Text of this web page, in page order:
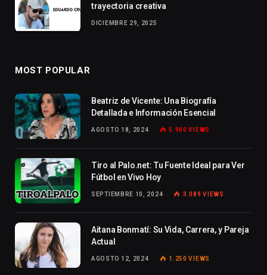
trayectoria creativa
DICIEMBRE 29, 2025
MOST POPULAR
Beatriz de Vicente: Una Biografía
Detallada e Información Esencial
AGOSTO 18, 2024 5.900VIEWS
Tiro al Palo.net: Tu Fuente Ideal para Ver
Fútbol en Vivo Hoy
SEPTIEMBRE 10, 2024 3.089VIEWS
Aitana Bonmatí: Su Vida, Carrera, y Pareja
Actual
AGOSTO 12, 2024 1.250VIEWS